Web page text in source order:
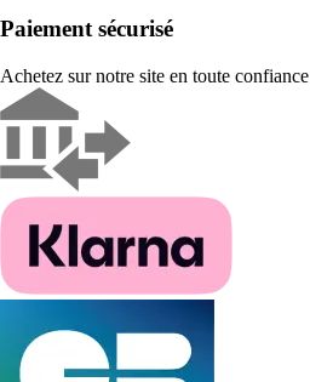
Paiement sécurisé
Achetez sur notre site en toute confiance